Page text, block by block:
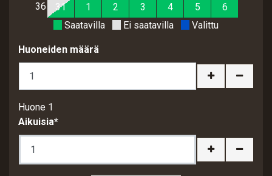
36
31 1 2 3 4 5
6
Saatavilla
Ei saatavilla Valittu
Huoneiden määrä
Huone 1
Aikuisia*
+ -